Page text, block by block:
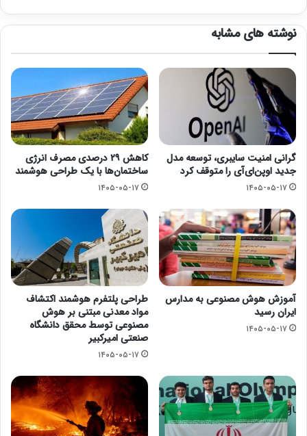
نوشته های مشابه
گرانی امنیت سایبری، توسعه مدل
جدید اوپن‌ای‌آی را متوقف کرد
۱۴۰۵-۰۵-۱۷
کاهش ۲۹ درصدی مصرف انرژی
ساختمان‌ها با یک طراحی هوشمند
۱۴۰۵-۰۵-۱۷
آموزش هوش مصنوعی به مدارس
ایران رسید
۱۴۰۵-۰۵-۱۷
طراحی پلتفرم هوشمند اکتشاف
مواد معدنی مبتنی بر هوش
مصنوعی توسط محقق دانشگاه
صنعتی امیرکبیر
۱۴۰۵-۰۵-۱۷